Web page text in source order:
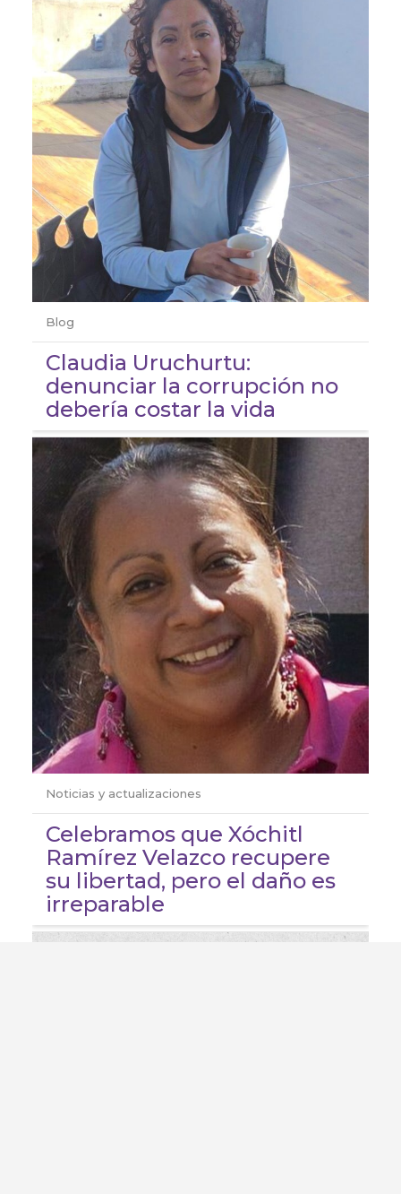
Blog
Claudia Uruchurtu:
denunciar la corrupción no
debería costar la vida
Noticias y actualizaciones
Celebramos que Xóchitl
Ramírez Velazco recupere
su libertad, pero el daño es
irreparable